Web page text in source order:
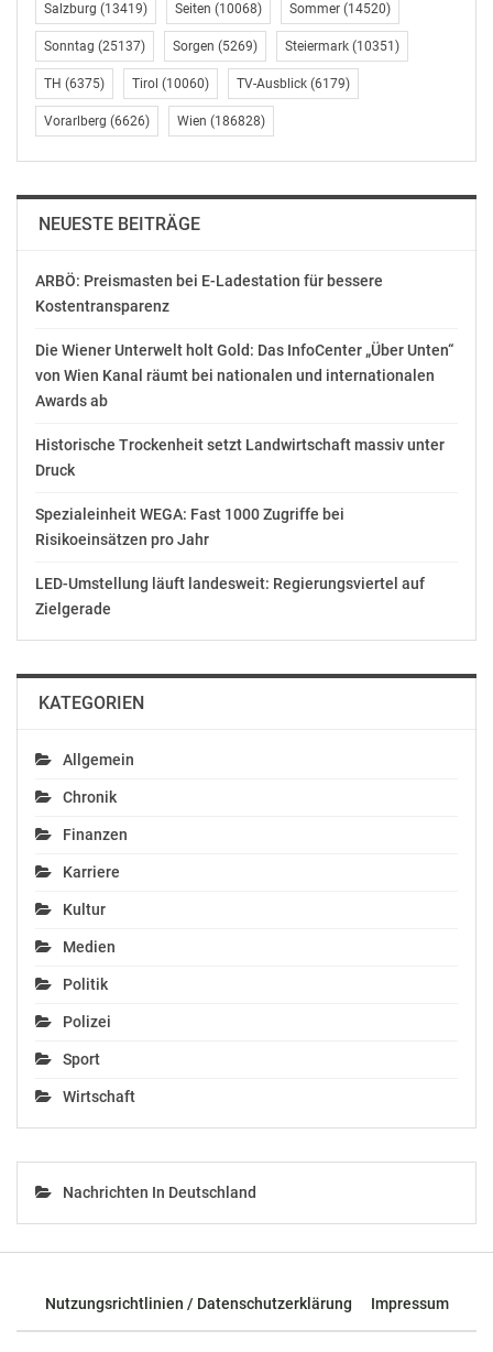
OTS-ORIGINALTEXT PRESSEAUSSENDUNG UNTER
AUSSCHLIESSLICHER INHALTLICHER VERANTWORTUNG
DES AUSSENDERS. www.ots.at
© Copyright APA-OTS Originaltext-Service GmbH und
der jeweilige Aussender
Salzburg (13419) Seiten (10068) Sommer (14520)
Sonntag (25137) Sorgen (5269) Steiermark (10351)
TH (6375) Tirol (10060) TV-Ausblick (6179)
Vorarlberg (6626) Wien (186828)
NEUESTE BEITRÄGE
ARBÖ: Preismasten bei E-Ladestation für bessere
Kostentransparenz
Die Wiener Unterwelt holt Gold: Das InfoCenter „Über Unten“
von Wien Kanal räumt bei nationalen und internationalen
Awards ab
Historische Trockenheit setzt Landwirtschaft massiv unter
Druck
Spezialeinheit WEGA: Fast 1000 Zugriffe bei
Risikoeinsätzen pro Jahr
LED-Umstellung läuft landesweit: Regierungsviertel auf
Zielgerade
KATEGORIEN
Allgemein
Chronik
Finanzen
Karriere
Kultur
Medien
Politik
Polizei
Sport
Wirtschaft
Nachrichten In Deutschland
Nutzungsrichtlinien / Datenschutzerklärung Impressum